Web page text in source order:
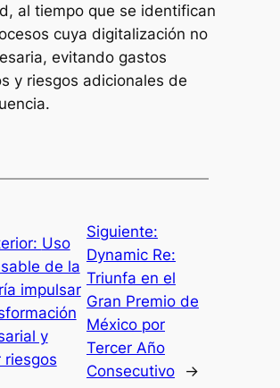
al tiempo que se identifican
cuya digitalización no
evitando gastos
y riesgos adicionales de
Uso
de la
impulsar
y
riesgos
Siguiente:
Dynamic Re:
Triunfa en el
Gran Premio de
México por
Tercer Año
Consecutivo
→